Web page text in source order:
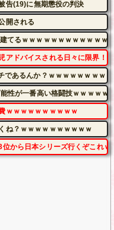
告(19)に無期懲役の判決
開される
てるｗｗｗｗｗｗｗｗｗｗｗｗ
アドバイスされる日々に限界！
であるんか？ｗｗｗｗｗｗｗｗ
性が一番高い格闘技ｗｗｗｗｗ
ｗｗｗｗｗｗｗｗｗｗ
ね？ｗｗｗｗｗｗｗｗｗｗ
位から日本シリーズ行くぞこれ